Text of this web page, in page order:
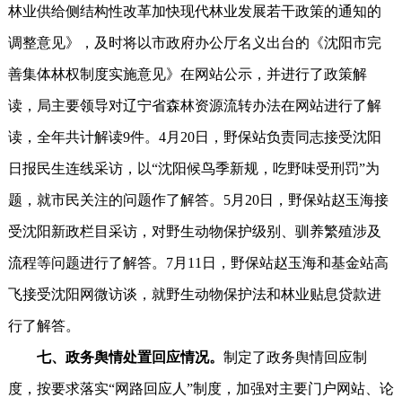
林业供给侧结构性改革加快现代林业发展若干政策的通知的
调整意见》，及时将以市政府办公厅名义出台的《沈阳市完
善集体林权制度实施意见》在网站公示，并进行了政策解
读，局主要领导对辽宁省森林资源流转办法在网站进行了解
读，全年共计解读9件。4月20日，野保站负责同志接受沈阳
日报民生连线采访，以“沈阳候鸟季新规，吃野味受刑罚”为
题，就市民关注的问题作了解答。5月20日，野保站赵玉海接
受沈阳新政栏目采访，对野生动物保护级别、驯养繁殖涉及
流程等问题进行了解答。7月11日，野保站赵玉海和基金站高
飞接受沈阳网微访谈，就野生动物保护法和林业贴息贷款进
行了解答。
七、政务舆情处置回应情况。 制定了政务舆情回应制
度，按要求落实“网路回应人”制度，加强对主要门户网站、论